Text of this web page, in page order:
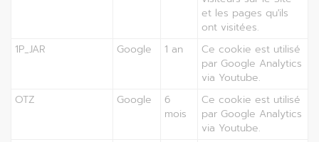
et les pages qu'ils
ont visitées.
1P_JAR
Google 1 an
Ce cookie est utilisé
par Google Analytics
via Youtube.
OTZ
Google
6
mois
Ce cookie est utilisé
par Google Analytics
via Youtube.